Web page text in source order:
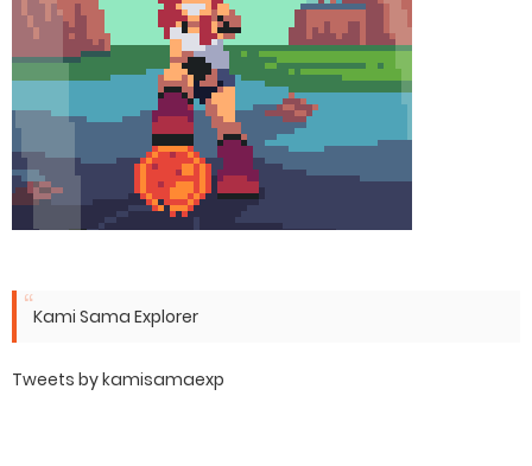
Kami Sama Explorer
Tweets by kamisamaexp